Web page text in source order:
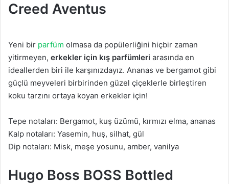
Creed Aventus
Yeni bir parfüm olmasa da popülerliğini hiçbir zaman
yitirmeyen, erkekler için kış parfümleri arasında en
ideallerden biri ile karşınızdayız. Ananas ve bergamot gibi
güçlü meyveleri birbirinden güzel çiçeklerle birleştiren
koku tarzını ortaya koyan erkekler için!
Tepe notaları: Bergamot, kuş üzümü, kırmızı elma, ananas
Kalp notaları: Yasemin, huş, silhat, gül
Dip notaları: Misk, meşe yosunu, amber, vanilya
Hugo Boss BOSS Bottled